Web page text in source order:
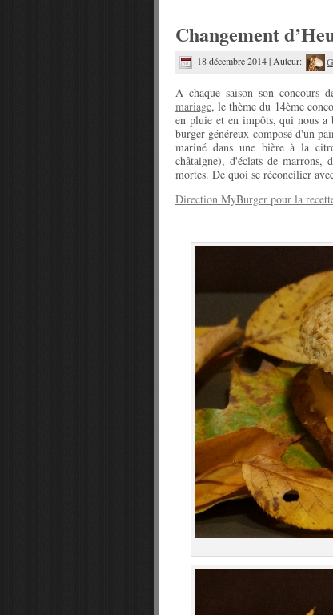
Changement
18 décembre 2014 | Auteur:
A chaque saison son concours
mariage, le thème du 14ème
en pluie et en impôts, qui nous a
burger généreux composé d'un
mariné dans une bière à la
châtaigne), d'éclats de marrons,
mortes. De quoi se réconcilier
Direction MyBurger pour la